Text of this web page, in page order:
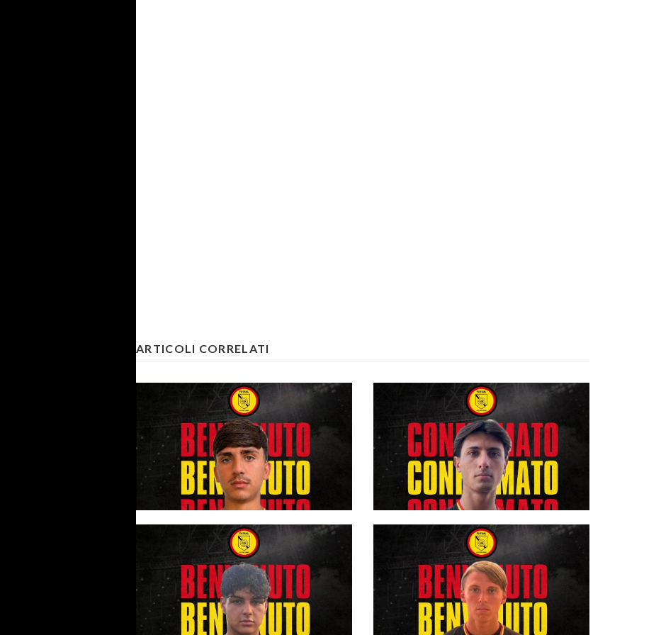
ARTICOLI CORRELATI
#futsalmercato, non finiscono le
novità per il CUS Palermo: arriva
#futsalmercato, CUS Palermo:
Chinnici rimane nel reparto dei